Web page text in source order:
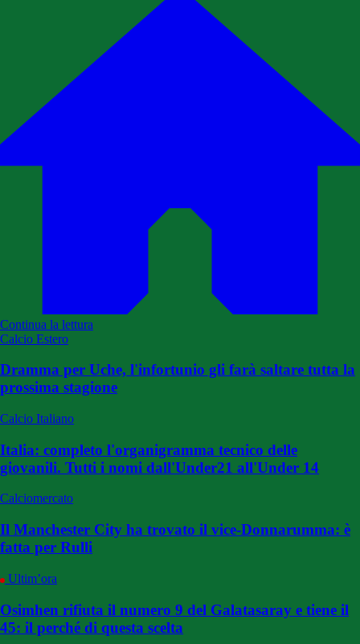
Continua la lettura
Calcio Estero
Dramma per Uche, l'infortunio gli farà saltare tutta la
prossima stagione
Calcio Italiano
Italia: completo l'organigramma tecnico delle
giovanili. Tutti i nomi dall'Under21 all'Under 14
Calciomercato
Il Manchester City ha trovato il vice-Donnarumma: è
fatta per Rulli
Ultim’ora
Osimhen rifiuta il numero 9 del Galatasaray e tiene il
45: il perché di questa scelta